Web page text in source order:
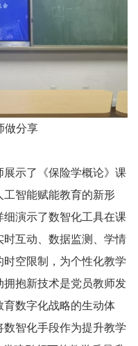
做分享
示了《保险学概论》课
智能赋能教育的新形
演示了数智化工具在课
互动、数据监测、学情
空限制，为个性化教学
抱新技术是党员教师发
数字化战略的生动体
智化手段作为提升教学